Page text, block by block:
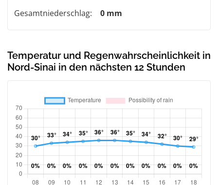
Gesamtniederschlag:
0 mm
Temperatur und Regenwahrscheinlichkeit in
Nord-Sinai in den nächsten 12 Stunden